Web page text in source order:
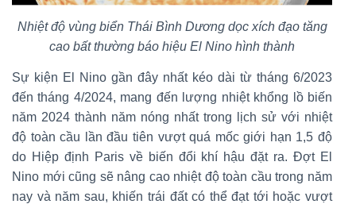
Nhiệt độ vùng biển Thái Bình Dương dọc xích đạo tăng
cao bất thường báo hiệu El Nino hình thành
Sự kiện El Nino gần đây nhất kéo dài từ tháng 6/2023
đến tháng 4/2024, mang đến lượng nhiệt khổng lồ biến
năm 2024 thành năm nóng nhất trong lịch sử với nhiệt
độ toàn cầu lần đầu tiên vượt quá mốc giới hạn 1,5 độ
do Hiệp định Paris về biến đổi khí hậu đặt ra. Đợt El
Nino mới cũng sẽ nâng cao nhiệt độ toàn cầu trong năm
nay và năm sau, khiến trái đất có thể đạt tới hoặc vượt